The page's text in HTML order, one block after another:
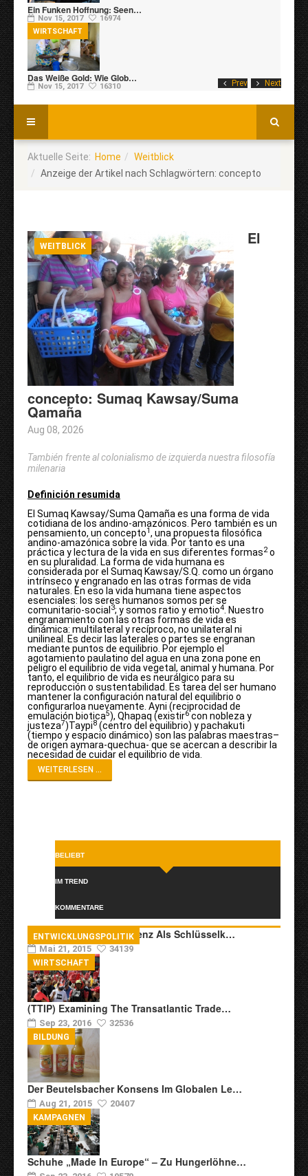
Prev Next
Ein Funken Hoffnung: Seen…
Nov 15, 2017 16974
Das Weiße Gold: Wie Glob…
Nov 15, 2017 16310
WIRTSCHAFT
Aktuelle Seite: Home
Weitblick
Anzeige der Artikel nach Schlagwörtern: concepto
WEITBLICK El
concepto: Sumaq Kawsay/Suma
Qamaña
Aug 08, 2026
También frente al colonialismo de izquierda nuestra filosofía
milenaria
Definición resumida
El Sumaq Kawsay/Suma Qamaña es una forma de vida
cotidiana de los andino-amazónicos. Pero también es un
pensamiento, un concepto1, una propuesta filosófica
andino-amazónica sobre la vida. Por tanto es una
práctica y lectura de la vida en sus diferentes formas2o
en su pluralidad. La forma de vida humana es
considerada por el Sumaq Kawsay/S.Q. como un órgano
intrínseco y engranado en las otras formas de vida
naturales. En eso la vida humana tiene aspectos
esenciales: los seres humanos somos per se
comunitario-social 3; y somos ratio y emotio4
. Nuestro
engranamiento con las otras formas de vida es
dinámica: multilateral y recíproco, no unilateral ni
unilineal. Es decir las laterales o partes se engranan
mediante puntos de equilibrio. Por ejemplo el
agotamiento paulatino del agua en una zona pone en
peligro el equilibrio de vida vegetal, animal y humana. Por
tanto, el equilibrio de vida es neurálgico para su
reproducción o sustentabilidad. Es tarea del ser humano
mantener la configuración natural del equilibrio o
configurarloa nuevamente. Ayni (reciprocidad de
emulación biotica5), Qhapaq (existir6 con nobleza y
justeza7)Taypi8 (centro del equilibrio) y pachakuti
(tiempo y espacio dinámico) son las palabras maestras–
de origen aymara-quechua- que se acercan a describir la
necesidad de cuidar el equilibrio de vida.
WEITERLESEN ...
BELIEBT
IM TREND
KOMMENTARE
Transkulturelle Kompetenz Als Schlüsselk…
Mai 21, 2015 34139
ENTWICKLUNGSPOLITIK
(TTIP) Examining The Transatlantic Trade…
Sep 23, 2016 32536
WIRTSCHAFT
Der Beutelsbacher Konsens Im Globalen Le…
Aug 21, 2015 20407
BILDUNG
Schuhe „Made In Europe“ – Zu Hungerlöhne…
KAMPAGNEN